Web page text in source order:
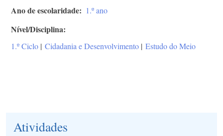
Ano de escolaridade 1.º ano
Nível/Disciplina
1.º Ciclo | Cidadania e Desenvolvimento | Estudo do Meio
Atividades